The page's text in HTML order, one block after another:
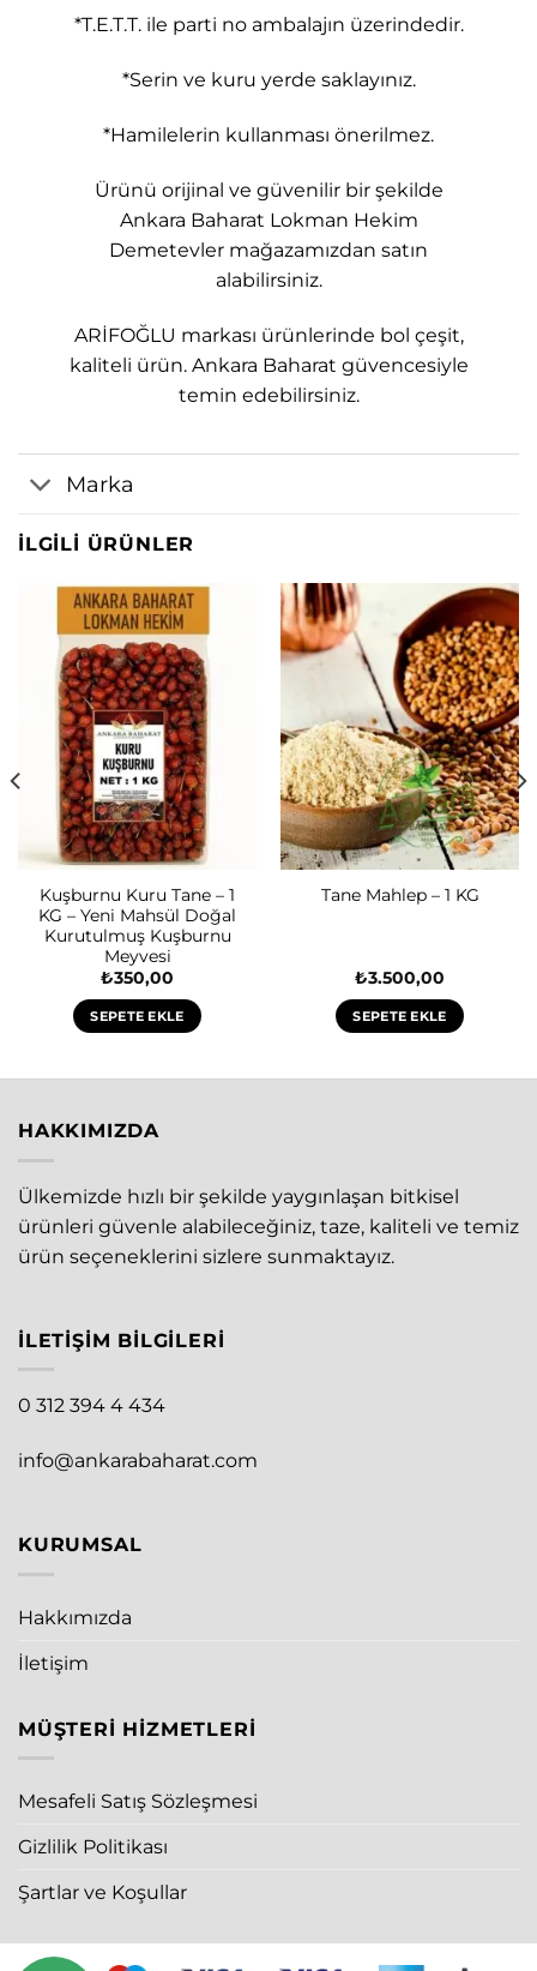
*T.E.T.T. ile parti no ambalajın üzerindedir.
*Serin ve kuru yerde saklayınız.
*Hamilelerin kullanması önerilmez.
Ürünü orijinal ve güvenilir bir şekilde
Ankara Baharat Lokman Hekim
Demetevler mağazamızdan satın
alabilirsiniz.
ARİFOĞLU markası ürünlerinde bol çeşit,
kaliteli ürün. Ankara Baharat güvencesiyle
temin edebilirsiniz.
Marka
İLGILI ÜRÜNLER
Kuşburnu Kuru Tane – 1
KG – Yeni Mahsül Doğal
Kurutulmuş Kuşburnu
Meyvesi
₺350,00
SEPETE EKLE
Tane Mahlep – 1 KG
₺3.500,00
SEPETE EKLE
HAKKIMIZDA
Ülkemizde hızlı bir şekilde yaygınlaşan bitkisel
ürünleri güvenle alabileceğiniz, taze, kaliteli ve temiz
ürün seçeneklerini sizlere sunmaktayız.
İLETIŞIM BILGILERI
0 312 394 4 434
info@ankarabaharat.com
KURUMSAL
Hakkımızda
İletişim
MÜŞTERI HIZMETLERI
Mesafeli Satış Sözleşmesi
Gizlilik Politikası
Şartlar ve Koşullar